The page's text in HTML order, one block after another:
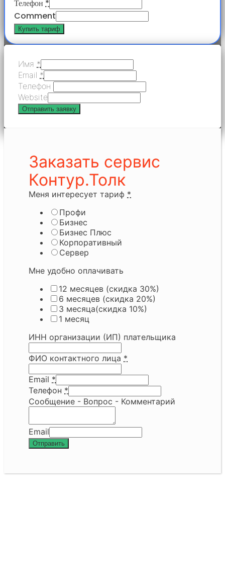
Телефон *
Comment
Купить тариф
Имя *
Email *
Телефон
Website
Отправить заявку
Заказать сервис
Контур.Толк
Меня интересует тариф *
Профи
Бизнес
Бизнес Плюс
Корпоративный
Сервер
Мне удобно оплачивать
12 месяцев (скидка 30%)
6 месяцев (скидка 20%)
3 месяца(скидка 10%)
1 месяц
ИНН организации (ИП) плательщика
ФИО контактного лица *
Email *
Телефон *
Сообщение - Вопрос - Комментарий
Email
Отправить